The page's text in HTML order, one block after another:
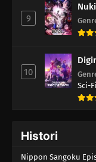
9
10
Sci-Fi
Histori
Nippon Sangoku